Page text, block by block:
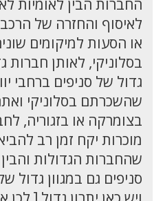
החברות הבין לאומיות
לאיסוף והחזרה של
או הסעות למיקומים
בסלוניקי, לאותן חברות
גדול של סניפים ברחבי
שהשכרתם בסלוניקי
בצומרקה או בזגוריה,
מוכרות יקח זמן רב
שהחברות הגדולות
סניפים גם במגוון גדול